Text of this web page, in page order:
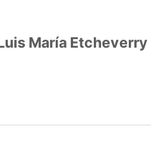
María Etcheverry